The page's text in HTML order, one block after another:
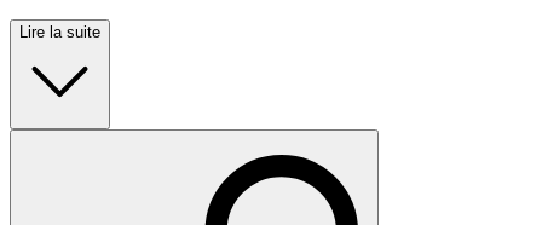
Lire la suite